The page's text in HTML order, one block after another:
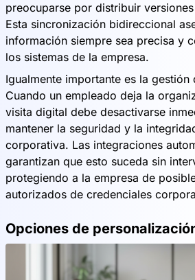
preocuparse por distribuir
Esta sincronización bidireccional
información siempre sea precisa y
los sistemas de la empresa.
Igualmente importante es la gestión
Cuando un empleado deja la
visita digital debe desactivarse
mantener la seguridad y la
corporativa. Las integraciones
garantizan que esto suceda sin
protegiendo a la empresa de
autorizados de credenciales
Opciones de